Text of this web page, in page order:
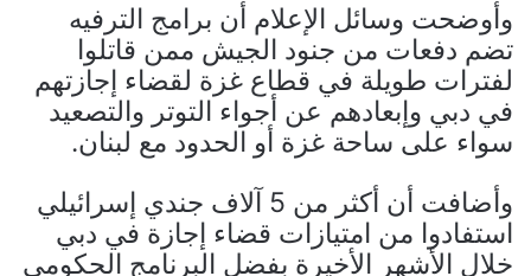
وأوضحت وسائل الإعلام أن برامج الترفيه
تضم دفعات من جنود الجيش ممن قاتلوا
لفترات طويلة في قطاع غزة لقضاء إجازتهم
في دبي وإبعادهم عن أجواء التوتر والتصعيد
سواء على ساحة غزة أو الحدود مع لبنان.
وأضافت أن أكثر من 5 آلاف جندي إسرائيلي
استفادوا من امتيازات قضاء إجازة في دبي
خلال الأشهر الأخيرة بفضل البرنامج الحكومي